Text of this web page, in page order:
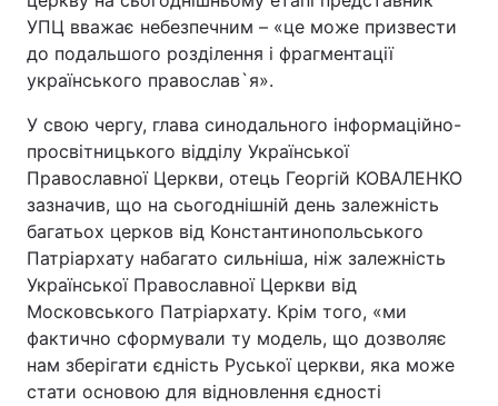
УПЦ вважає небезпечним – «це може призвести
до подальшого розділення і фрагментації
українського православ`я».
У свою чергу, глава синодального інформаційно-
просвітницького відділу Української
Православної Церкви, отець Георгій КОВАЛЕНКО
зазначив, що на сьогоднішній день залежність
багатьох церков від Константинопольського
Патріархату набагато сильніша, ніж залежність
Української Православної Церкви від
Московського Патріархату. Крім того, «ми
фактично сформували ту модель, що дозволяє
нам зберігати єдність Руської церкви, яка може
стати основою для відновлення єдності